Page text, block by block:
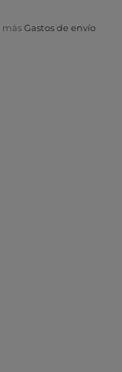
más Gastos de envío